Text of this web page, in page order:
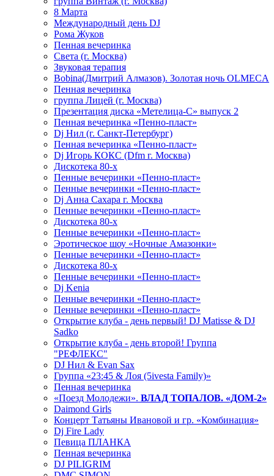
8 Марта
Международный день DJ
Рома Жуков
Пенная вечеринка
Света (г. Москва)
Звуковая терапия
Bobina(Дмитрий Алмазов). Золотая ночь OLMECA
Пенная вечеринка
группа Лицей (г. Москва)
Презентация диска «Метелица-С» выпуск 2
Пенная вечеринка «Пенно-пласт»
Dj Нил (г. Санкт-Петербург)
Пенная вечеринка «Пенно-пласт»
Dj Игорь КОКС (Dfm г. Москва)
Дискотека 80-х
Пенные вечеринки «Пенно-пласт»
Пенные вечеринки «Пенно-пласт»
Dj Анна Сахара г. Москва
Пенные вечеринки «Пенно-пласт»
Дискотека 80-х
Пенные вечеринки «Пенно-пласт»
Эротическое шоу «Ночные Амазонки»
Пенные вечеринки «Пенно-пласт»
Дискотека 80-х
Пенные вечеринки «Пенно-пласт»
Dj Kenia
Пенные вечеринки «Пенно-пласт»
Пенные вечеринки «Пенно-пласт»
Открытие клуба - день первый! DJ Matisse & DJ
Sadko
Открытие клуба - день второй! Группа
"РЕФЛЕКС"
DJ Нил & Evan Sax
Группа «23:45 & Лоя (5ivesta Family)»
Пенная вечеринка
«Поезд Молодежи». ВЛАД ТОПАЛОВ. «ДОМ-2»
Daimond Girls
Концерт Татьяны Ивановой и гр. «Комбинация»
Dj Fire Lady
Певица ПЛАНКА
Пенная вечеринка
DJ PILIGRIM